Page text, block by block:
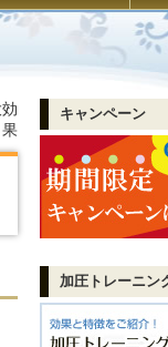
果
キャンペーン
加圧トレーニン